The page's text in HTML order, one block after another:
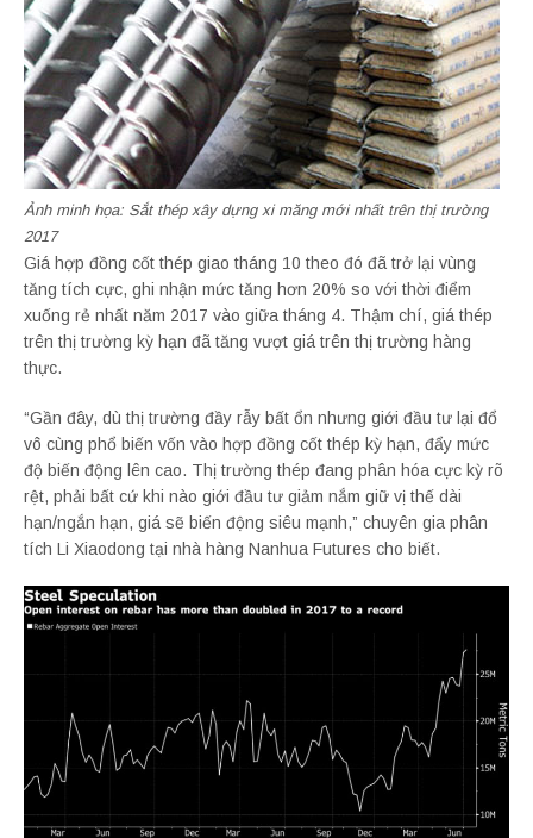
Ảnh minh họa: Sắt thép xây dựng xi măng mới nhất trên thị trường
2017
Giá hợp đồng cốt thép giao tháng 10 theo đó đã trở lại vùng
tăng tích cực, ghi nhận mức tăng hơn 20% so với thời điểm
xuống rẻ nhất năm 2017 vào giữa tháng 4. Thậm chí, giá thép
trên thị trường kỳ hạn đã tăng vượt giá trên thị trường hàng
thực.
“Gần đây, dù thị trường đầy rẫy bất ổn nhưng giới đầu tư lại đổ
vô cùng phổ biến vốn vào hợp đồng cốt thép kỳ hạn, đẩy mức
độ biến động lên cao. Thị trường thép đang phân hóa cực kỳ rõ
rệt, phải bất cứ khi nào giới đầu tư giảm nắm giữ vị thế dài
hạn/ngắn hạn, giá sẽ biến động siêu mạnh,” chuyên gia phân
tích Li Xiaodong tại nhà hàng Nanhua Futures cho biết.